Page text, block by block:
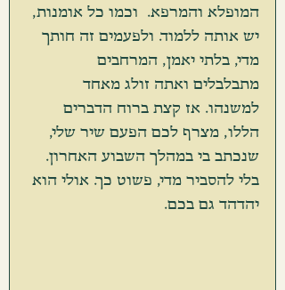
המופלא והמרפא.  וכמו כל אומנות,
יש אותה ללמוד. ולפעמים זה חותך
מדי, בלתי יאמן, המרחבים
מתבלבלים ואתה זולג מאחד
למשנהו. אז קצת ברוח הדברים
הללו, מצרף לכם הפעם שיר שלי,
שנכתב בי במהלך השבוע האחרון.
בלי להסביר מדי, פשוט כך. אולי הוא
יהדהד גם בכם.